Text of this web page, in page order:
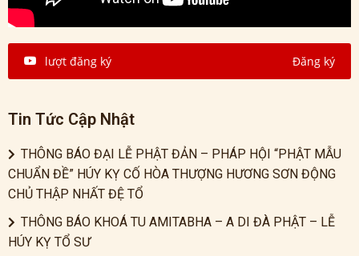
lượt đăng ký Đăng ký
Tin Tức Cập Nhật
THÔNG BÁO ĐẠI LỄ PHẬT ĐẢN – PHÁP HỘI “PHẬT MẪU
CHUẨN ĐỀ” HÚY KỴ CỐ HÒA THƯỢNG HƯƠNG SƠN ĐỘNG
CHỦ THẬP NHẤT ĐỆ TỔ
THÔNG BÁO KHOÁ TU AMITABHA – A DI ĐÀ PHẬT – LỄ
HÚY KỴ TỔ SƯ